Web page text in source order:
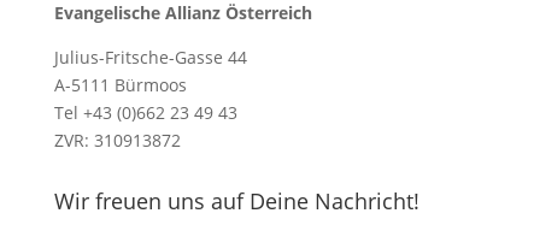
Evangelische Allianz Österreich
Julius-Fritsche-Gasse 44
A-5111 Bürmoos
Tel +43 (0)662 23 49 43
ZVR: 310913872
Wir freuen uns auf Deine Nachricht!